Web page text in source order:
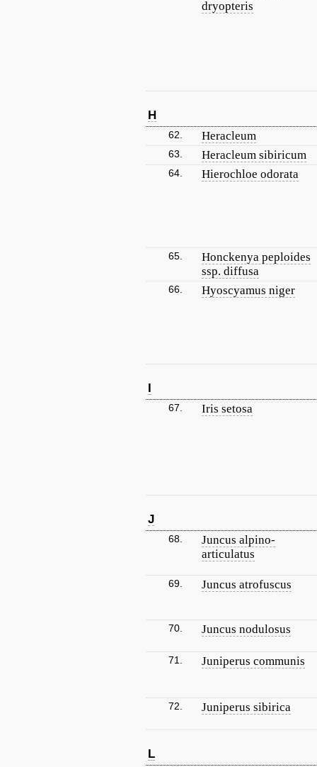
dryopteris
H
62. Heracleum
63. Heracleum sibiricum
64. Hierochloe odorata
65.
Honckenya peploides
ssp. diffusa
66. Hyoscyamus niger
I
67. Iris setosa
J
68.
Juncus alpino-
articulatus
69. Juncus atrofuscus
70. Juncus nodulosus
71. Juniperus communis
72. Juniperus sibirica
L